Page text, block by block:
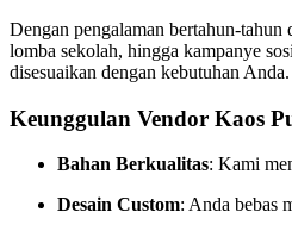
Dengan pengalaman bertahun-
lomba sekolah, hingga kampanye
disesuaikan dengan kebutuhan Anda.
Keunggulan Vendor Kaos
Bahan Berkualitas: Kami
Desain Custom: Anda bebas